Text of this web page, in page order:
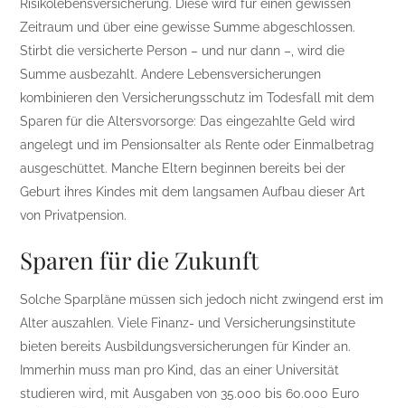
Risikolebensversicherung. Diese wird für einen gewissen
Zeitraum und über eine gewisse Summe abgeschlossen.
Stirbt die versicherte Person – und nur dann –, wird die
Summe ausbezahlt. Andere Lebensversicherungen
kombinieren den Versicherungsschutz im Todesfall mit dem
Sparen für die Altersvorsorge: Das eingezahlte Geld wird
angelegt und im Pensionsalter als Rente oder Einmalbetrag
ausgeschüttet. Manche Eltern beginnen bereits bei der
Geburt ihres Kindes mit dem langsamen Aufbau dieser Art
von Privatpension.
Sparen für die Zukunft
Solche Sparpläne müssen sich jedoch nicht zwingend erst im
Alter auszahlen. Viele Finanz- und Versicherungsinstitute
bieten bereits Ausbildungsversicherungen für Kinder an.
Immerhin muss man pro Kind, das an einer Universität
studieren wird, mit Ausgaben von 35.000 bis 60.000 Euro